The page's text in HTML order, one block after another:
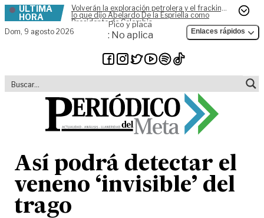
Skip to content
ÚLTIMA
HORA
Volverán la exploración petrolera y el fracking,
lo que dijo Abelardo De la Espriella como
Presidente de Colombia
Dom, 9 agosto 2026
Pico y placa
: No aplica Enlaces rápidos
Así podrá detectar el
veneno ‘invisible’ del
trago